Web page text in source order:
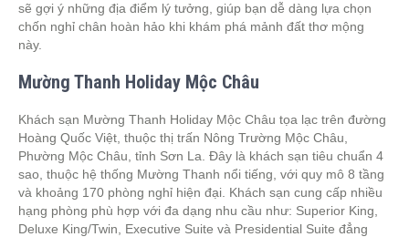
sẽ gợi ý những địa điểm lý tưởng, giúp bạn dễ dàng lựa chọn
chốn nghỉ chân hoàn hảo khi khám phá mảnh đất thơ mộng
này.
Mường Thanh Holiday Mộc Châu
Khách sạn Mường Thanh Holiday Mộc Châu tọa lạc trên đường
Hoàng Quốc Việt, thuộc thị trấn Nông Trường Mộc Châu,
Phường Mộc Châu, tỉnh Sơn La. Đây là khách sạn tiêu chuẩn 4
sao, thuộc hệ thống Mường Thanh nổi tiếng, với quy mô 8 tầng
và khoảng 170 phòng nghỉ hiện đại. Khách sạn cung cấp nhiều
hạng phòng phù hợp với đa dạng nhu cầu như: Superior King,
Deluxe King/Twin, Executive Suite và Presidential Suite đẳng